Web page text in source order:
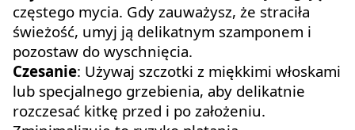
częstego mycia. Gdy zauważysz, że straciła
świeżość, umyj ją delikatnym szamponem i
pozostaw do wyschnięcia.
Czesanie: Używaj szczotki z miękkimi włoskami
lub specjalnego grzebienia, aby delikatnie
rozczesać kitkę przed i po założeniu.